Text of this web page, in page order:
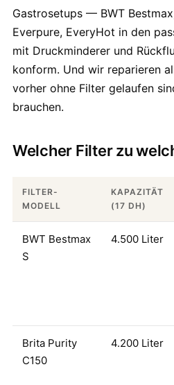
Gastrosetups — BWT
Everpure, EveryHot in den
mit Druckminderer und
konform. Und wir reparieren
vorher ohne Filter gelaufen
brauchen.
Welcher Filter zu
FILTER-
MODELL
KAPAZITÄT
(17 DH)
BWT Bestmax
S
4.500 Liter
Brita Purity
C150
4.200 Liter